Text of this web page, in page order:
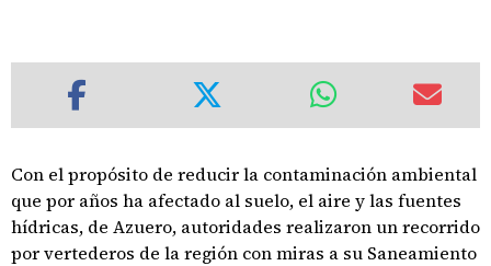
Con el propósito de reducir la contaminación ambiental
que por años ha afectado al suelo, el aire y las fuentes
hídricas, de Azuero, autoridades realizaron un recorrido
por vertederos de la región con miras a su Saneamiento